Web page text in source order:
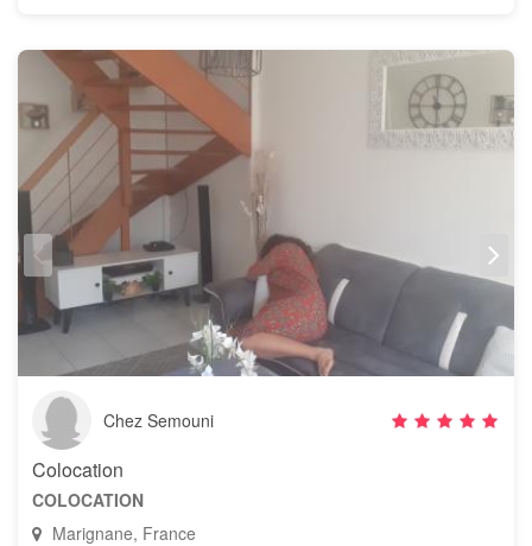
Chez Semouni
Colocation
COLOCATION
Marignane, France